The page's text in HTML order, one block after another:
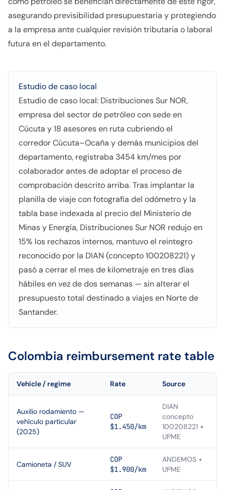
asegurando previsibilidad presupuestaria y protegiendo
a la empresa ante cualquier revisión tributaria o laboral
futura en el departamento.
Estudio de caso local
Estudio de caso local: Distribuciones Sur NOR,
empresa del sector de petróleo con sede en
Cúcuta y 18 asesores en ruta cubriendo el
corredor Cúcuta–Ocaña y demás municipios del
departamento, registraba 3454 km/mes por
colaborador antes de adoptar el proceso de
comprobación descrito arriba. Tras implantar la
planilla de viaje con fotografía del odómetro y la
tabla base indexada al precio del Ministerio de
Minas y Energía, Distribuciones Sur NOR redujo en
15% los rechazos internos, mantuvo el reintegro
reconocido por la DIAN (concepto 100208221) y
pasó a cerrar el mes de kilometraje en tres días
hábiles en vez de dos semanas — sin alterar el
presupuesto total destinado a viajes en Norte de
Santander.
Colombia reimbursement rate table
Vehicle / regime Rate Source
Auxilio rodamiento —
vehículo particular
(2025)
COP
$1.450/km
DIAN
concepto
100208221 +
UPME
Camioneta / SUV
COP
$1.900/km
ANDEMOS +
UPME